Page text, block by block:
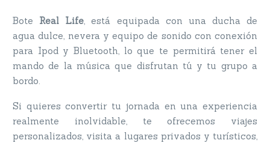
Bote Real Life, está equipada con una ducha de
agua dulce, nevera y equipo de sonido con conexión
para Ipod y Bluetooth, lo que te permitirá tener el
mando de la música que disfrutan tú y tu grupo a
bordo.
Si quieres convertir tu jornada en una experiencia
realmente inolvidable, te ofrecemos viajes
personalizados, visita a lugares privados y turísticos,